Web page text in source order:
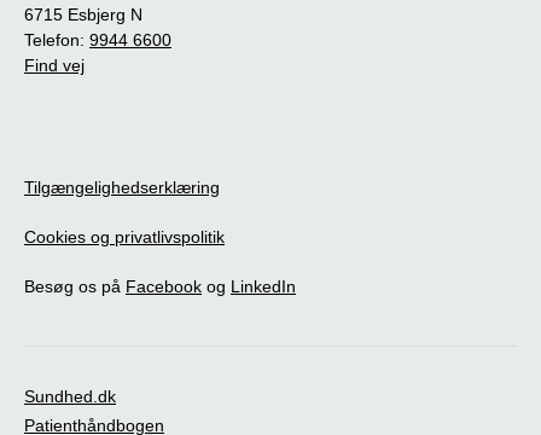
6715 Esbjerg N
Telefon: 9944 6600
Find vej
Tilgængelighedserklæring
Cookies og privatlivspolitik
Besøg os på Facebook og LinkedIn
Sundhed.dk
Patienthåndbogen